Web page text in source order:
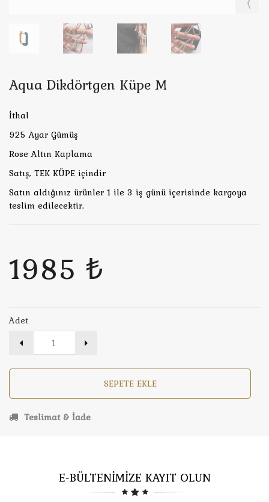
Aqua Dikdörtgen Küpe M
İthal
925 Ayar Gümüş
Rose Altın Kaplama
Satış, TEK KÜPE içindir
Satın aldığınız ürünler 1 ile 3 iş günü içerisinde kargoya
teslim edilecektir.
1985 ₺
Adet
SEPETE EKLE
Teslimat & İade
E-BÜLTENİMİZE KAYIT OLUN